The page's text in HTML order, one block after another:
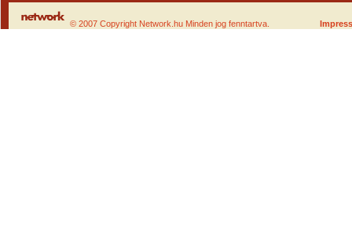
© 2007 Copyright Network.hu Minden jog fenntartva.